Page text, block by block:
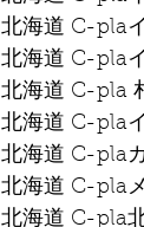
北海道 C-pla
北海道 C-pla
北海道 C-pla
北海道 C-pla
北海道 C-pla
北海道 C-pla
北海道 C-pla